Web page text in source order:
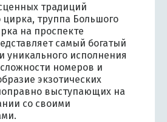
традиций
цирка, труппа Большого
на проспекте
самый богатый
уникального исполнения
номеров и
экзотических
выступающих на
со своими